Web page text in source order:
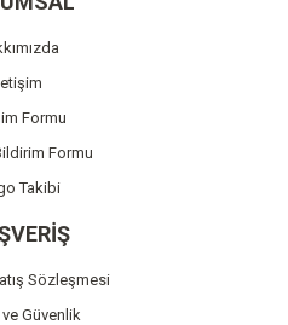
daha pahalı.
olmalı.
Formu
Formu
Takibi
Sözleşmesi
Güvenlik